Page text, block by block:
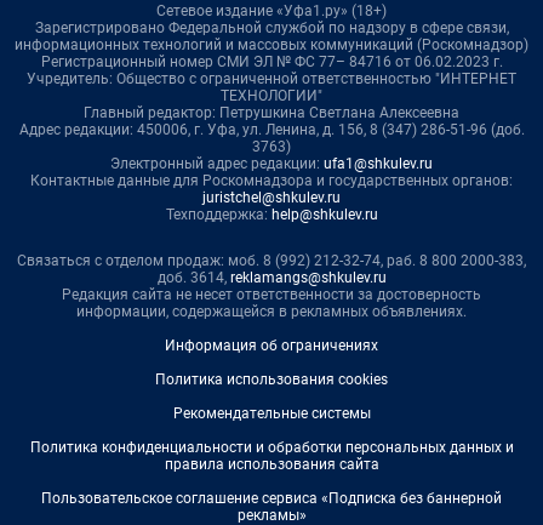
Сетевое издание «Уфа1.ру» (18+)
Зарегистрировано Федеральной службой по надзору в сфере связи,
информационных технологий и массовых коммуникаций (Роскомнадзор)
Регистрационный номер СМИ ЭЛ № ФС 77– 84716 от 06.02.2023 г.
Учредитель: Общество с ограниченной ответственностью "ИНТЕРНЕТ
ТЕХНОЛОГИИ"
Главный редактор: Петрушкина Светлана Алексеевна
Адрес редакции: 450006, г. Уфа, ул. Ленина, д. 156, 8 (347) 286-51-96 (доб.
3763)
Электронный адрес редакции: ufa1@shkulev.ru
Контактные данные для Роскомнадзора и государственных органов:
juristchel@shkulev.ru
Техподдержка: help@shkulev.ru
Связаться с отделом продаж: моб. 8 (992) 212-32-74, раб. 8 800 2000-383,
доб. 3614, reklamangs@shkulev.ru
Редакция сайта не несет ответственности за достоверность
информации, содержащейся в рекламных объявлениях.
Информация об ограничениях
Политика использования cookies
Рекомендательные системы
Политика конфиденциальности и обработки персональных данных и
правила использования сайта
Пользовательское соглашение сервиса «Подписка без баннерной
рекламы»